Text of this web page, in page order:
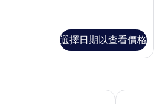
選擇日期以查看價格
北日耳